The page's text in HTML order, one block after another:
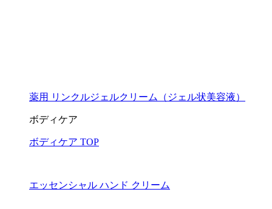
薬用 リンクルジェルクリーム（ジェル状美容液）
ボディケア
ボディケア TOP
エッセンシャル ハンド クリーム